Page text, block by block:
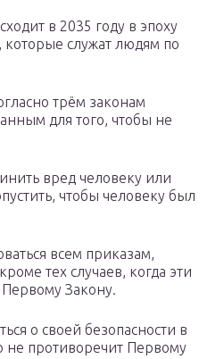
в 2035 году в эпоху
служат людям по
трём законам
для того, чтобы не
вред человеку или
чтобы человеку был
всем приказам,
тех случаев, когда эти
Закону.
о своей безопасности в
не противоречит Первому